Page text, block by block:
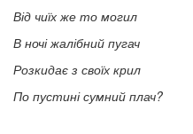
Від чиїх же то могил
В ночі жалібний пугач
Розкидає з своїх крил
По пустині сумний плач?